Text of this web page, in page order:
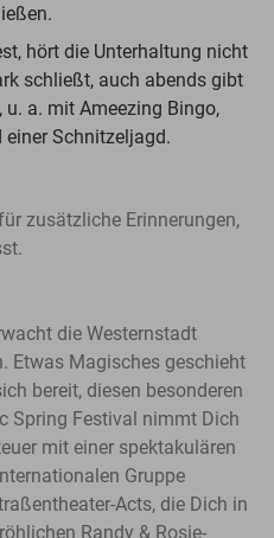
hört die Unterhaltung nicht
schließt, auch abends gibt
a. mit Ameezing Bingo,
Schnitzeljagd.
zusätzliche Erinnerungen,
die Westernstadt
Etwas Magisches geschieht
bereit, diesen besonderen
Spring Festival nimmt Dich
mit einer spektakulären
Gruppe
Acts, die Dich in
Randy & Rosie-